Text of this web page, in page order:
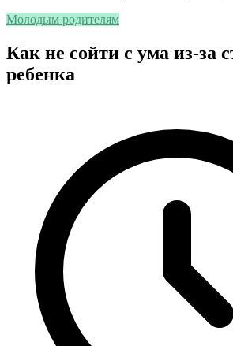
Молодым родителям
Как не сойти с ума из-за
ребенка